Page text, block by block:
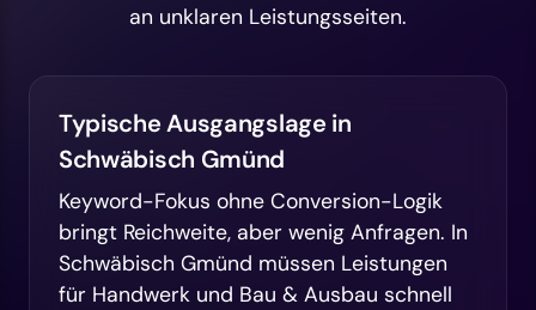
an unklaren Leistungsseiten.
Typische Ausgangslage in
Schwäbisch Gmünd
Keyword-Fokus ohne Conversion-Logik
bringt Reichweite, aber wenig Anfragen. In
Schwäbisch Gmünd müssen Leistungen
für Handwerk und Bau & Ausbau schnell